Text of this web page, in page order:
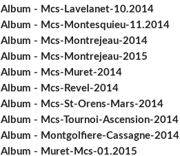
Album - Mcs-Lavelanet-10.2014
Album - Mcs-Montesquieu-11.2014
Album - Mcs-Montrejeau-2014
Album - Mcs-Montrejeau-2015
Album - Mcs-Muret-2014
Album - Mcs-Revel-2014
Album - Mcs-St-Orens-Mars-2014
Album - Mcs-Tournoi-Ascension-2014
Album - Montgolfiere-Cassagne-2014
Album - Muret-Mcs-01.2015